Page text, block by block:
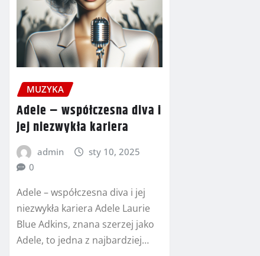
MUZYKA
Adele – współczesna diva i
jej niezwykła kariera
admin
sty 10, 2025
0
Adele – współczesna diva i jej
niezwykła kariera Adele Laurie
Blue Adkins, znana szerzej jako
Adele, to jedna z najbardziej…